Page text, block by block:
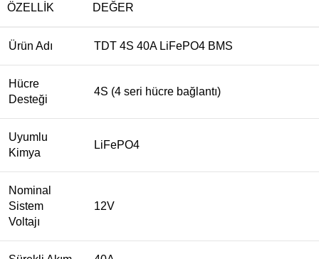
ÖZELLIK DEĞER
Ürün Adı TDT 4S 40A LiFePO4 BMS
Hücre
Desteği
4S (4 seri hücre bağlantı)
Uyumlu
Kimya
LiFePO4
Nominal
Sistem
Voltajı
12V